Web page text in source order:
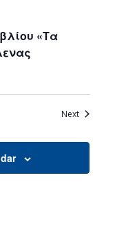
«Τα
NextEvents